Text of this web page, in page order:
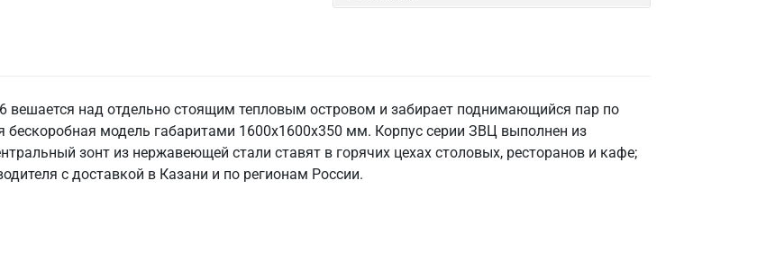
вешается над отдельно стоящим тепловым островом и забирает поднимающийся пар по
бескоробная модель габаритами 1600х1600х350 мм. Корпус серии ЗВЦ выполнен из
зонт из нержавеющей стали ставят в горячих цехах столовых, ресторанов и кафе;
с доставкой в Казани и по регионам России.